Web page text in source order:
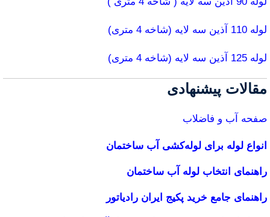
لوله 110 آذین سه لایه (شاخه 4 متری)
لوله 125 آذین سه لایه (شاخه 4 متری)
مقالات پیشنهادی
صفحه آب و فاضلاب
انواع لوله برای لوله‌کشی آب ساختمان
راهنمای انتخاب لوله آب ساختمان
راهنمای جامع خرید پکیج ایران رادیاتور